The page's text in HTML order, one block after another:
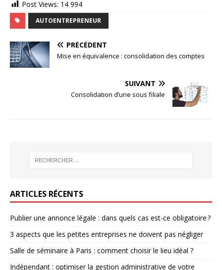
Post Views: 14 994
AUTOENTREPRENEUR
PRÉCÉDENT
Mise en équivalence : consolidation des comptes
SUIVANT
Consolidation d’une sous filiale
ARTICLES RÉCENTS
Publier une annonce légale : dans quels cas est-ce obligatoire ?
3 aspects que les petites entreprises ne doivent pas négliger
Salle de séminaire à Paris : comment choisir le lieu idéal ?
Indépendant : optimiser la gestion administrative de votre